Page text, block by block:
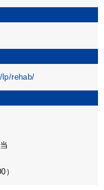
rehab/
）